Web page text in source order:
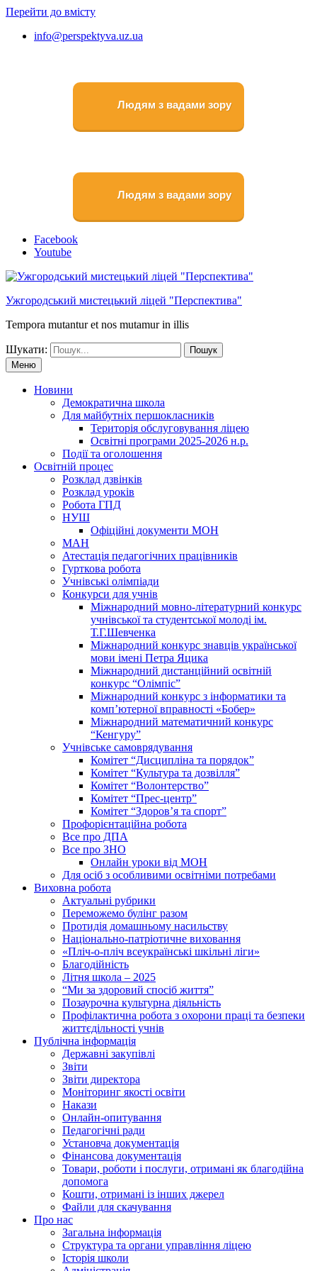
Перейти до вмісту
info@perspektyva.uz.ua
Людям з вадами зору
Людям з вадами зору
Faceboоk
Youtube
Ужгородський мистецький ліцей "Перспектива"
Tempora mutantur et nos mutamur in illis
Шукати:
Меню
Новини
Демократична школа
Для майбутніх першокласників
Територія обслуговування ліцею
Освітні програми 2025-2026 н.р.
Події та оголошення
Освітній процес
Розклад дзвінків
Розклад уроків
Робота ГПД
НУШ
Офіційні документи МОН
МАН
Атестація педагогічних працівників
Гурткова робота
Учнівські олімпіади
Конкурси для учнів
Мiжнародний мовно-літературний конкурс
учнiвської та студентської молодi iм.
Т.Г.Шевченка
Міжнародний конкурс знавців української
мови імені Петра Яцика
Міжнародний дистанційний освітній
конкурс “Олімпіс”
Міжнародний конкурс з інформатики та
комп’ютерної вправності «Бобер»
Міжнародний математичний конкурс
“Кенгуру”
Учнівське самоврядування
Комітет “Дисципліна та порядок”
Комітет “Культура та дозвілля”
Комітет “Волонтерство”
Комітет “Прес-центр”
Комітет “Здоров’я та спорт”
Профорієнтаційна робота
Все про ДПА
Все про ЗНО
Онлайн уроки від МОН
Для осіб з особливими освітніми потребами
Виховна робота
Актуальні рубрики
Переможемо булінг разом
Протидія домашньому насильству
Національно-патріотичне виховання
«Пліч-о-пліч всеукраїнські шкільні ліги»
Благодійність
Літня школа – 2025
“Ми за здоровий спосіб життя”
Позаурочна культурна діяльність
Профілактична робота з охорони праці та безпеки
життєдільності учнів
Публічна інформація
Державні закупівлі
Звіти
Звіти директора
Моніторинг якості освіти
Накази
Онлайн-опитування
Педагогічні ради
Установча документація
Фінансова документація
Товари, роботи і послуги, отримані як благодійна
допомога
Кошти, отримані із інших джерел
Файли для скачування
Про нас
Загальна інформація
Структура та органи управління ліцею
Історія школи